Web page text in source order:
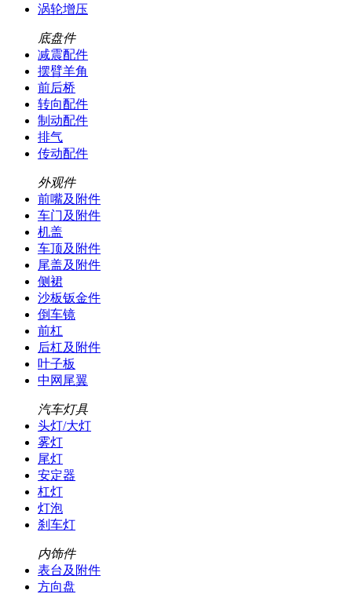
涡轮增压
底盘件
减震配件
摆臂羊角
前后桥
转向配件
制动配件
排气
传动配件
外观件
前嘴及附件
车门及附件
机盖
车顶及附件
尾盖及附件
侧裙
沙板钣金件
倒车镜
前杠
后杠及附件
叶子板
中网尾翼
汽车灯具
头灯/大灯
雾灯
尾灯
安定器
杠灯
灯泡
刹车灯
内饰件
表台及附件
方向盘